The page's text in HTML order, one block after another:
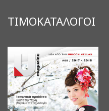
ΤΙΜΟΚΑΤΑΛΟΓΟΙ